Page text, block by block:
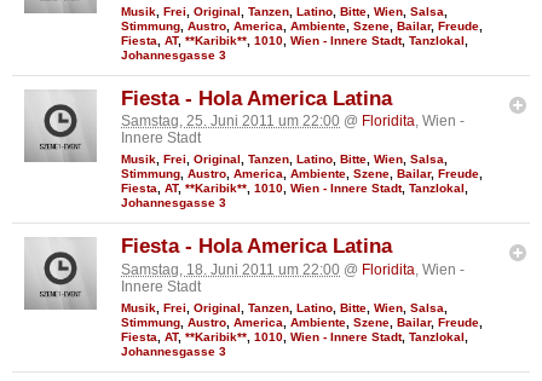
Musik Frei Original Tanzen Latino Bitte Wien Salsa
Stimmung Austro America Ambiente Szene Bailar, Freude
Fiesta
AT, **Karibik** 1010 Wien - Innere Stadt, Tanzlokal
Johannesgasse 3
Fiesta - Hola America Latina
Samstag, 25. Juni 2011 um 22:00 @ Floridita, Wien -
Innere Stadt
Musik Frei Original Tanzen Latino Bitte Wien Salsa
Stimmung Austro America Ambiente Szene Bailar, Freude
Fiesta
AT, **Karibik** 1010 Wien - Innere Stadt, Tanzlokal
Johannesgasse 3
Fiesta - Hola America Latina
Samstag, 18. Juni 2011 um 22:00 @ Floridita , Wien -
Innere Stadt
Musik Frei Original Tanzen Latino Bitte Wien Salsa
Stimmung Austro America Ambiente Szene Bailar, Freude
Fiesta
AT, **Karibik** 1010 Wien - Innere Stadt, Tanzlokal
Johannesgasse 3